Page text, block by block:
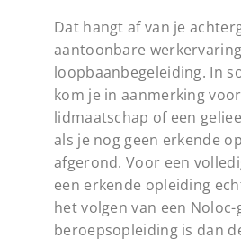
Dat hangt af van je
aantoonbare
loopbaanbegeleiding. In
kom je in aanmerking
lidmaatschap of een
als je nog geen erkende
afgerond. Voor een
een erkende opleiding
het volgen van een
beroepsopleiding is dan